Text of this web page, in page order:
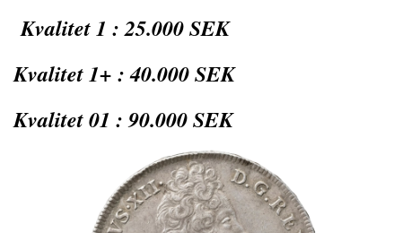
Kvalitet 1 : 25.000 SEK
Kvalitet 1+ : 40.000 SEK
Kvalitet 01 : 90.000 SEK